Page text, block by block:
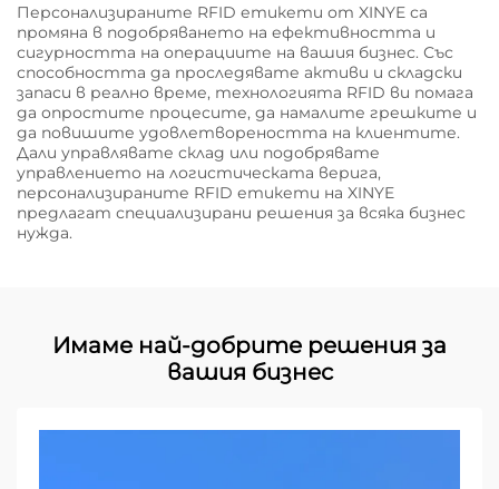
Персонализираните RFID етикети от XINYE са
промяна в подобряването на ефективността и
сигурността на операциите на вашия бизнес. Със
способността да проследявате активи и складски
запаси в реално време, технологията RFID ви помага
да опростите процесите, да намалите грешките и
да повишите удовлетвореността на клиентите.
Дали управлявате склад или подобрявате
управлението на логистическата верига,
персонализираните RFID етикети на XINYE
предлагат специализирани решения за всяка бизнес
нужда.
Имаме най-добрите решения за
вашия бизнес